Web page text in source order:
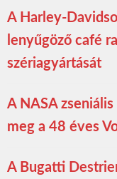
A Harley-
lenyűgöző café
szériagyártását
A NASA
meg a 48 éves
A Bugatti